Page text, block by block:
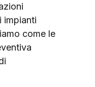
impianti
come le